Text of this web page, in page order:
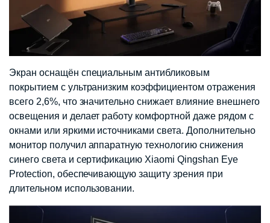
Экран оснащён специальным антибликовым
покрытием с ультранизким коэффициентом отражения
всего 2,6%, что значительно снижает влияние внешнего
освещения и делает работу комфортной даже рядом с
окнами или яркими источниками света. Дополнительно
монитор получил аппаратную технологию снижения
синего света и сертификацию Xiaomi Qingshan Eye
Protection, обеспечивающую защиту зрения при
длительном использовании.